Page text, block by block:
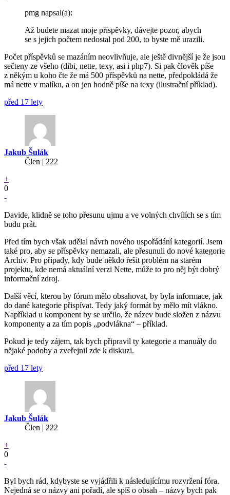
pmg napsal(a):
Až budete mazat moje příspěvky, dávejte pozor, abych
se s jejich počtem nedostal pod 200, to byste mě urazili.
Počet příspěvků se mazáním neovlivňuje, ale ještě divnější je že jsou
sečteny ze všeho (dibi, nette, texy, asi i php7). Si pak člověk píše
z někým u koho čte že má 500 příspěvků na nette, předpokládá že
má nette v malíku, a on jen hodně píše na texy (ilustrační příklad).
před 17 lety
Jakub Šulák
Člen | 222
+
0
-
Davide, klidně se toho přesunu ujmu a ve volných chvílích se s tím
budu prát.
Před tím bych však udělal návrh nového uspořádání kategorií. Jsem
také pro, aby se příspěvky nemazali, ale přesunuli do nové kategorie
Archiv. Pro případy, kdy bude někdo řešit problém na starém
projektu, kde nemá aktuální verzi Nette, může to pro něj být dobrý
informační zdroj.
Další věcí, kterou by fórum mělo obsahovat, by byla informace, jak
do dané kategorie přispívat. Tedy jaký formát by mělo mít vlákno.
Například u komponent by se určilo, že název bude složen z názvu
komponenty a za tím popis „podvlákna“ – příklad.
Pokud je tedy zájem, tak bych připravil ty kategorie a manuály do
nějaké podoby a zveřejnil zde k diskuzi.
před 17 lety
Jakub Šulák
Člen | 222
+
0
-
Byl bych rád, kdybyste se vyjádřili k následujícímu rozvržení fóra.
Nejedná se o názvy ani pořadí, ale spíš o obsah – názvy bych pak